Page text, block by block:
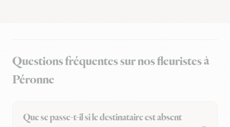
Questions fréquentes sur nos fleuristes à
Péronne
Que se passe-t-il si le destinataire est absent